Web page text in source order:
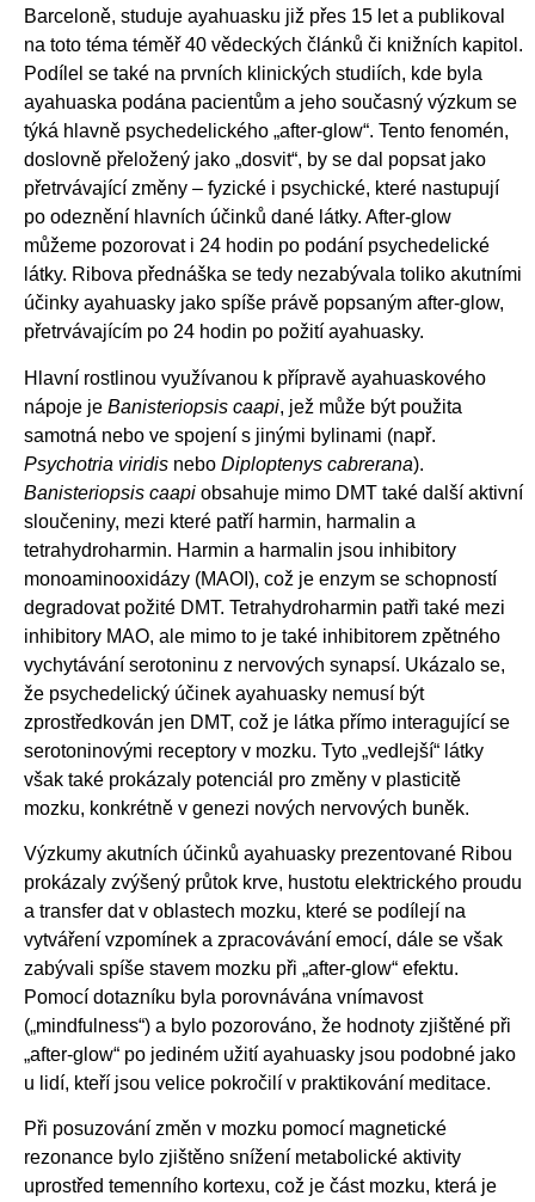
Barceloně, studuje ayahuasku již přes 15 let a publikoval
na toto téma téměř 40 vědeckých článků či knižních kapitol.
Podílel se také na prvních klinických studiích, kde byla
ayahuaska podána pacientům a jeho současný výzkum se
týká hlavně psychedelického „after-glow“. Tento fenomén,
doslovně přeložený jako „dosvit“, by se dal popsat jako
přetrvávající změny – fyzické i psychické, které nastupují
po odeznění hlavních účinků dané látky. After-glow
můžeme pozorovat i 24 hodin po podání psychedelické
látky. Ribova přednáška se tedy nezabývala toliko akutními
účinky ayahuasky jako spíše právě popsaným after-glow,
přetrvávajícím po 24 hodin po požití ayahuasky.
Hlavní rostlinou využívanou k přípravě ayahuaskového
nápoje je Banisteriopsis caapi, jež může být použita
samotná nebo ve spojení s jinými bylinami (např.
Psychotria viridis nebo Diploptenys cabrerana).
Banisteriopsis caapi obsahuje mimo DMT také další aktivní
sloučeniny, mezi které patří harmin, harmalin a
tetrahydroharmin. Harmin a harmalin jsou inhibitory
monoaminooxidázy (MAOI), což je enzym se schopností
degradovat požité DMT. Tetrahydroharmin patři také mezi
inhibitory MAO, ale mimo to je také inhibitorem zpětného
vychytávání serotoninu z nervových synapsí. Ukázalo se,
že psychedelický účinek ayahuasky nemusí být
zprostředkován jen DMT, což je látka přímo interagující se
serotoninovými receptory v mozku. Tyto „vedlejší“ látky
však také prokázaly potenciál pro změny v plasticitě
mozku, konkrétně v genezi nových nervových buněk.
Výzkumy akutních účinků ayahuasky prezentované Ribou
prokázaly zvýšený průtok krve, hustotu elektrického proudu
a transfer dat v oblastech mozku, které se podílejí na
vytváření vzpomínek a zpracovávání emocí, dále se však
zabývali spíše stavem mozku při „after-glow“ efektu.
Pomocí dotazníku byla porovnávána vnímavost
(„mindfulness“) a bylo pozorováno, že hodnoty zjištěné při
„after-glow“ po jediném užití ayahuasky jsou podobné jako
u lidí, kteří jsou velice pokročilí v praktikování meditace.
Při posuzování změn v mozku pomocí magnetické
rezonance bylo zjištěno snížení metabolické aktivity
uprostřed temenního kortexu, což je část mozku, která je